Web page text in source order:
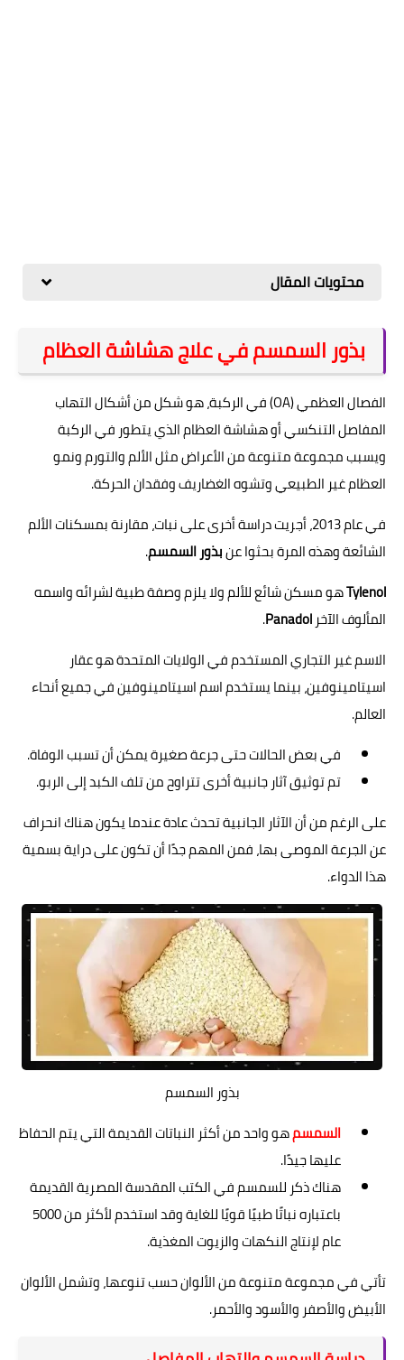
محتويات المقال
بذور السمسم في علاج هشاشة العظام
الفصال العظمي (OA) في الركبة، هو شكل من أشكال التهاب
المفاصل التنكسي أو هشاشة العظام الذي يتطور في الركبة
ويسبب مجموعة متنوعة من الأعراض مثل الألم والتورم ونمو
العظام غير الطبيعي وتشوه الغضاريف وفقدان الحركة.
في عام 2013، أجريت دراسة أخرى على نبات، مقارنة بمسكنات الألم
الشائعة وهذه المرة بحثوا عنبذور السمسم.
Tylenolهو مسكن شائع للألم ولا يلزم وصفة طبية لشرائه واسمه
المألوف الآخرPanadol
.
الاسم غير التجاري المستخدم في الولايات المتحدة هو عقار
اسيتامينوفين، بينما يستخدم اسم اسيتامينوفين في جميع أنحاء
العالم.
في بعض الحالات حتى جرعة صغيرة يمكن أن تسبب الوفاة.
تم توثيق آثار جانبية أخرى تتراوح من تلف الكبد إلى الربو.
على الرغم من أن الآثار الجانبية تحدث عادة عندما يكون هناك انحراف
عن الجرعة الموصى بها، فمن المهم جدًا أن تكون على دراية بسمية
هذا الدواء.
بذور السمسم
السمسمهو واحد من أكثر النباتات القديمة التي يتم الحفاظ
عليها جيدًا.
هناك ذكر للسمسم في الكتب المقدسة المصرية القديمة
باعتباره نباتًا طبيًا قويًا للغاية وقد استخدم لأكثر من 5000
عام لإنتاج النكهات والزيوت المغذية.
تأتي في مجموعة متنوعة من الألوان حسب تنوعها، وتشمل الألوان
الأبيض والأصفر والأسود والأحمر.